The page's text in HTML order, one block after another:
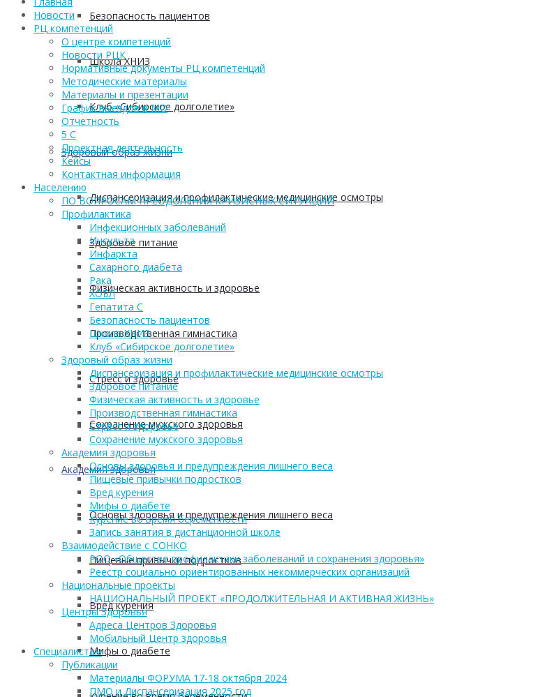
Безопасность пациентов
Школа ХНИЗ
Клуб «Сибирское долголетие»
Здоровый образ жизни
Диспансеризация и профилактические медицинские осмотры
Здоровое питание
Физическая активность и здоровье
Производственная гимнастика
Стресс и здоровье
Сохранение мужского здоровья
Академия здоровья
Основы здоровья и предупреждения лишнего веса
Пищевые привычки подростков
Вред курения
Мифы о диабете
Новости
РЦ компетенций
О центре компетенций
Новости РЦК
Нормативные документы РЦ компетенций
Методические материалы
Материалы и презентации
График выездов в МО
Отчетность
5 С
Проектная деятельность
Кейсы
Контактная информация
Населению
ПО ВОПРОСАМ ПРЕОДОЛЕНИЯ КРИЗИСНЫХ СИТУАЦИЙ
Профилактика
Инфекционных заболеваний
Инсульта
Инфаркта
Сахарного диабета
Рака
ХОБЛ
Гепатита С
Безопасность пациентов
Школа ХНИЗ
Клуб «Сибирское долголетие»
Здоровый образ жизни
Диспансеризация и профилактические медицинские осмотры
Здоровое питание
Физическая активность и здоровье
Производственная гимнастика
Стресс и здоровье
Сохранение мужского здоровья
Академия здоровья
Основы здоровья и предупреждения лишнего веса
Пищевые привычки подростков
Вред курения
Мифы о диабете
Курение во время беременности
Запись занятия в дистанционной школе
Взаимодействие с СОНКО
РОО «Общество профилактики заболеваний и сохранения здоровья»
Реестр социально ориентированных некоммерческих организаций
Национальные проекты
НАЦИОНАЛЬНЫЙ ПРОЕКТ «ПРОДОЛЖИТЕЛЬНАЯ И АКТИВНАЯ ЖИЗНЬ»
Центры Здоровья
Адреса Центров Здоровья
Мобильный Центр здоровья
Cпециалистам
Публикации
Материалы ФОРУМА 17-18 октября 2024
ПМО и Диспансеризация 2025 год